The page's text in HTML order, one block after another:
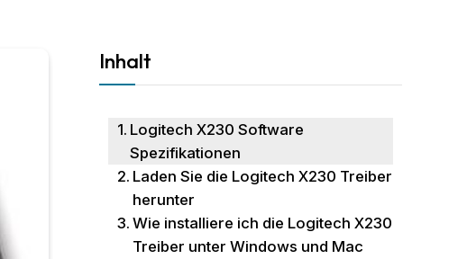
Inhalt
Logitech X230 Software
Spezifikationen
Laden Sie die Logitech X230 Treiber
herunter
Wie installiere ich die Logitech X230
Treiber unter Windows und Mac